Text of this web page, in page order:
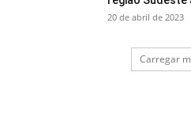
20 de abril de 2023
Carregar